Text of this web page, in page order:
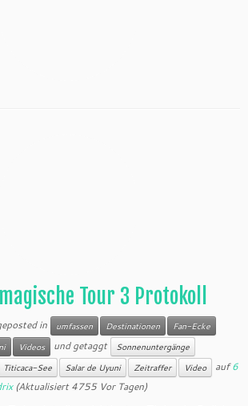
Tour 3 Protokoll
in umfassen Destinationen
Fan-Ecke
Videos und getaggt
Sonnenuntergänge
Titicaca-See Salar de Uyuni Zeitraffer Video auf6
(Aktualisiert 4755 Vor Tagen)